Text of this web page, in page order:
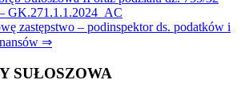
GK.271.1.1.2024_AC
zastępstwo – podinspektor ds. podatków i
⇒
SUŁOSZOWA